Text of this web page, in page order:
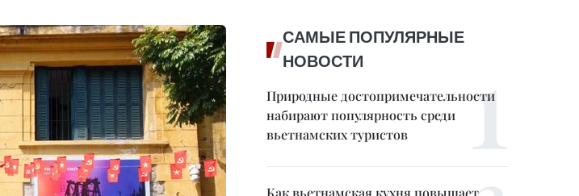
САМЫЕ ПОПУЛЯРНЫЕ
НОВОСТИ
Природные достопримечательности
набирают популярность среди
вьетнамских туристов
Как вьетнамская кухня повышает